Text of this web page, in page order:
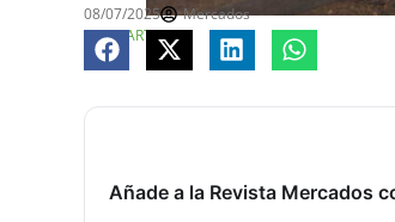
08/07/2025
Mercados
COMPARTE
Añade a la Revista Mercados